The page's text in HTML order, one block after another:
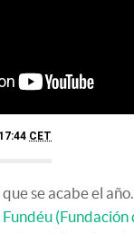
CET
se acabe el
Fundéu